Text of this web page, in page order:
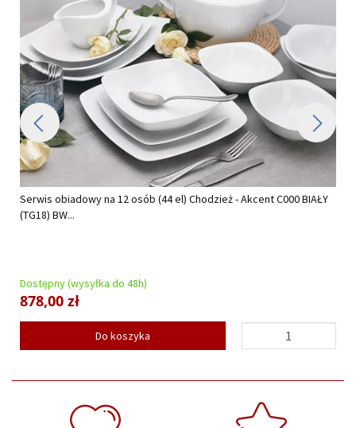
Serwis obiadowy na 12 osób (44 el) Chodzież - Akcent C000 BIAŁY
(TG18) BW...
Dostępny (wysyłka do 48h)
878,00 zł
Do koszyka